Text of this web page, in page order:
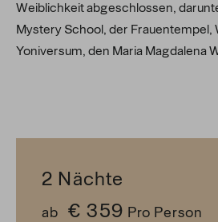
Weiblichkeit abgeschlossen,
Mystery School, der Frauentempel,
Yoniversum, den Maria Magdalena
2 Nächte
ab € 359 Pro Person